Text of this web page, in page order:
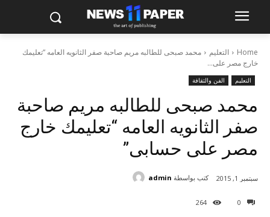
Home التعليم
محمد صبحى للطالبه مريم صاحبة صفر الثانويه العامه “تعليمك
خارج مصر على...
التعليم الفن والثقافة
محمد صبحى للطالبه مريم صاحبة
صفر الثانويه العامه “تعليمك خارج
مصر على حسابى”
0
264
سبتمبر 1, 2015 كتب بواسطة admin